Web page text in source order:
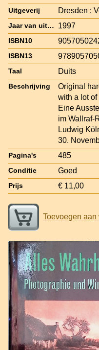
Uitgeverij Dresden :
Jaar van uitgave 1997
ISBN10
ISBN13
Taal Duits
Beschrijving
Original
with a lot
Eine
im Wallraf-
Ludwig
30.
Pagina's 485
Conditie Goed
Prijs € 11,00
Toevoegen